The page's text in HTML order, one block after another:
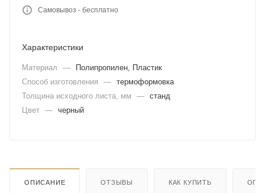
Самовывоз - бесплатно
Характеристики
Материал —
Полипропилен, Пластик
Способ изготовления
— термоформовка
Толщина исходного листа, мм
— станд
Цвет — черный
ОПИСАНИЕ ОТЗЫВЫ КАК КУПИТЬ